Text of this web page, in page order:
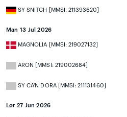
SY SNITCH [MMSI: 211393620]
Man 13 Jul 2026
MAGNOLIA [MMSI: 219027132]
ARON [MMSI: 219002684]
SY CA'N DORA [MMSI: 211131460]
Lør 27 Jun 2026